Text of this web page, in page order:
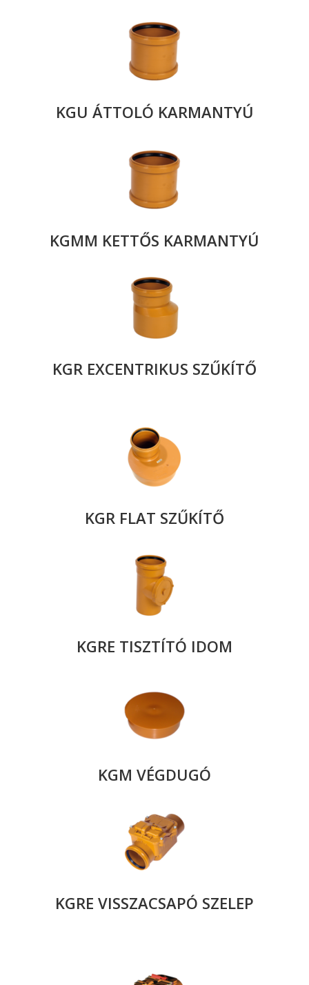
KGU ÁTTOLÓ KARMANTYÚ
KGMM KETTŐS KARMANTYÚ
KGR EXCENTRIKUS SZŰKÍTŐ
KGR FLAT SZŰKÍTŐ
KGRE TISZTÍTÓ IDOM
KGM VÉGDUGÓ
KGRE VISSZACSAPÓ SZELEP